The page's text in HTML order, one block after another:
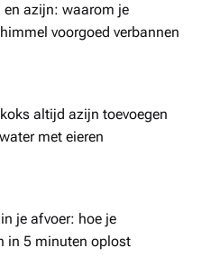
en azijn: waarom je
voorgoed verbannen
altijd azijn toevoegen
met eieren
je afvoer: hoe je
in 5 minuten oplost